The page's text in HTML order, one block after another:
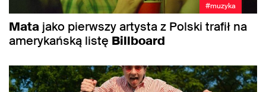
#muzyka
Mata jako pierwszy artysta z Polski trafił na
amerykańską listę Billboard